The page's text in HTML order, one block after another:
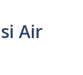
Air